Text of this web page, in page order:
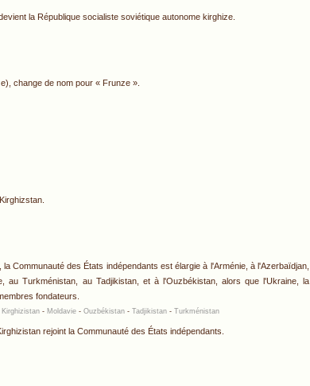
la République socialiste soviétique autonome kirghize.
change de nom pour « Frunze ».
Communauté des États indépendants est élargie à l'Arménie, à l'Azerbaïdjan,
au Turkménistan, au Tadjikistan, et à l'Ouzbékistan, alors que l'Ukraine, la
fondateurs.
Kirghizistan - Moldavie - Ouzbékistan - Tadjikistan - Turkménistan
rejoint la Communauté des États indépendants.